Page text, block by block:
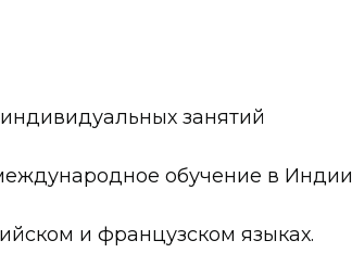
занятий
обучение в Индии
и французском языках.